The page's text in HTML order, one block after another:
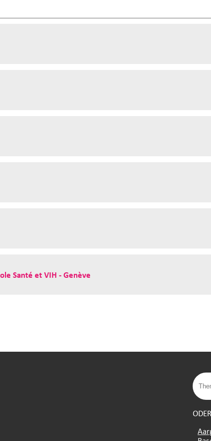
Santé et VIH - Genève